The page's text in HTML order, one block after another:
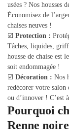
usées ? Nos housses
Économisez de
chaises neuves !
☑️ Protection :
Tâches, liquides,
housse de chaise est
soit endommagée !
☑️ Décoration : Nos
redécorer votre salon
ou d’innover ! C’est
Pourquoi
Renne